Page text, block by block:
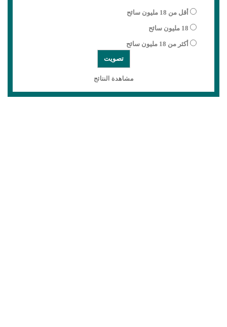
أقل من 18 مليون سائح
18 مليون سائح
أكثر من 18 مليون سائح
مشاهدة النتائج